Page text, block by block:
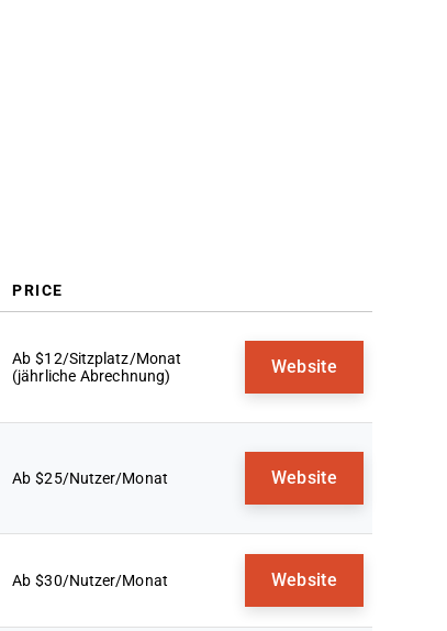
PRICE
Ab $12/Sitzplatz/Monat
(jährliche Abrechnung)
Website
Ab $25/Nutzer/Monat Website
Ab $30/Nutzer/Monat Website